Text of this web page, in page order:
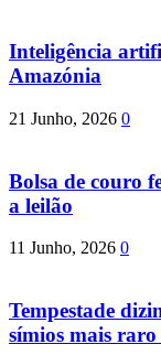
Inteligência
Amazónia
21 Junho, 2026 0
Bolsa de couro
a leilão
11 Junho, 2026 0
Tempestade
símios mais